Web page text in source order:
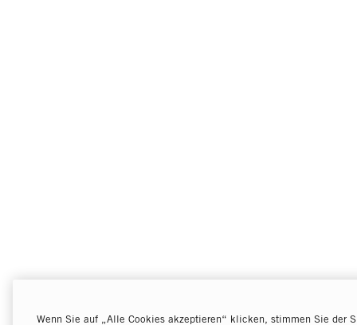
Wenn Sie auf „Alle Cookies akzeptieren“ klicken, stimmen Sie der